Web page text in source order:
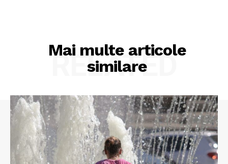
Mai multe articole
similare
RELATED